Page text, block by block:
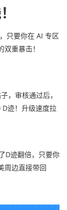
只要你在 AI 专区
重暴击！
，审核通过后，
迹！升级速度拉
D迹翻倍，只要你
周边直接带回